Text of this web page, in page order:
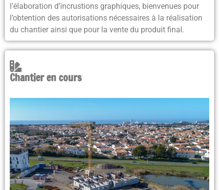
l’élaboration d’incrustions graphiques, bienvenues pour
l’obtention des autorisations nécessaires à la réalisation
du chantier ainsi que pour la vente du produit final.
Chantier en cours